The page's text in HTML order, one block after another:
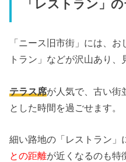
「レストラン」
「ニース旧市街」には、
トラン」などが沢山あり、
テラス席が人気で、古い街
とした時間を過ごせます。
細い路地の「レストラン」
との距離が近くなるのも特